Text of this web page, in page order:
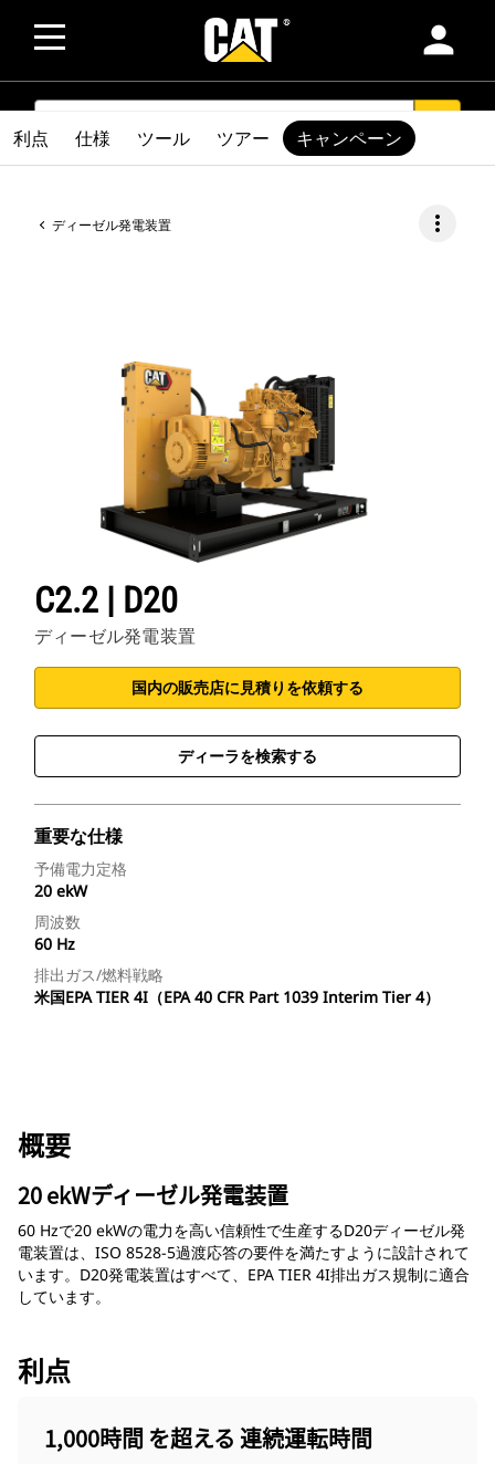
person
SEARCH
ディーゼル発電装置 more_vert
C2.2 | D20
ディーゼル発電装置
国内の販売店に見積りを依頼する
ディーラを検索する
重要な仕様
予備電力定格
20 ekW
周波数
60 Hz
排出ガス/燃料戦略
米国EPA TIER 4I（EPA 40 CFR Part 1039 Interim Tier 4）
利点 仕様 ツール ツアー キャンペーン
概要
20 ekWディーゼル発電装置
60 Hzで20 ekWの電力を高い信頼性で生産するD20ディーゼル発
電装置は、ISO 8528-5過渡応答の要件を満たすように設計されて
います。D20発電装置はすべて、EPA TIER 4I排出ガス規制に適合
しています。
利点
1,000時間 を超える 連続運転時間